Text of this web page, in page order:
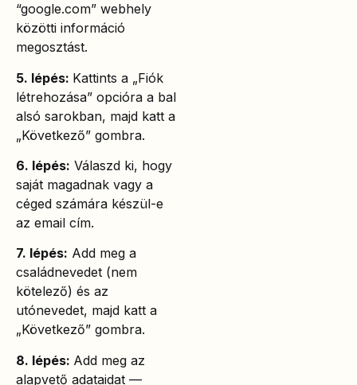
“google.com” webhely
közötti információ
megosztást.
5. lépés: Kattints a „Fiók
létrehozása” opcióra a bal
alsó sarokban, majd katt a
„Következő” gombra.
6. lépés: Válaszd ki, hogy
saját magadnak vagy a
céged számára készül-e
az email cím.
7. lépés: Add meg a
családnevedet (nem
kötelező) és az
utónevedet, majd katt a
„Következő” gombra.
8. lépés: Add meg az
alapvető adataidat —